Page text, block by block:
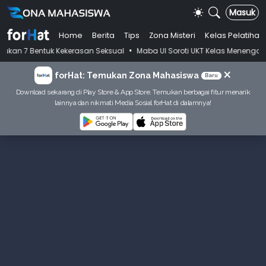
Masuk
Home Berita Tips Zona Misteri
Kelas Pelatihan
Kekerasan Seksual • Maba UI Soroti UKT Kelas Menengah,
forHat: Temukan Zona Mahasiswa Baru ×
Download sekarang di Play Store & App Store. Temukan berbagai fitur menarik
lainnya dan nikmati Media Sosial forHat di dalamnya!